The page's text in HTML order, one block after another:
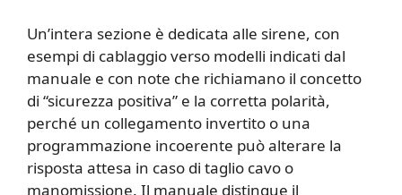
Un’intera sezione è dedicata alle sirene, con
esempi di cablaggio verso modelli indicati dal
manuale e con note che richiamano il concetto
di “sicurezza positiva” e la corretta polarità,
perché un collegamento invertito o una
programmazione incoerente può alterare la
risposta attesa in caso di taglio cavo o
manomissione. Il manuale distingue il